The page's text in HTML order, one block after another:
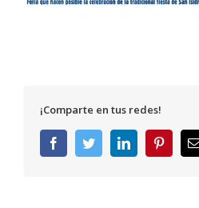
¡Comparte en tus redes!
FacebookTwitterLinkedIn